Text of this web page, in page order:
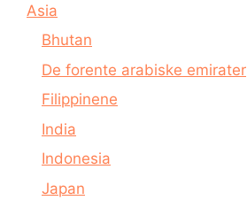
Asia
Bhutan
De forente arabiske emirater
Filippinene
India
Indonesia
Japan